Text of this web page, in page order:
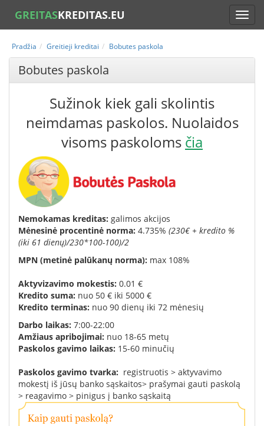
GREITASKREDITAS.EU
Pradžia Greitieji kreditai Bobutes paskola
Bobutes paskola
Sužinok kiek gali skolintis
neimdamas paskolos. Nuolaidos
visoms paskoloms čia
Nemokamas kreditas: galimos akcijos
Mėnesinė procentinė norma: 4.735% (230€ + kredito %
(iki 61 dienų)/230*100-100)/2
MPN (metinė palūkanų norma): max 108%
Aktyvizavimo mokestis: 0.01 €
Kredito suma: nuo 50 € iki 5000 €
Kredito terminas: nuo 90 dienų iki 72 mėnesių
Darbo laikas: 7:00-22:00
Amžiaus apribojimai: nuo 18-65 metų
Paskolos gavimo laikas: 15-60 minučių
Paskolos gavimo tvarka: registruotis > aktyvavimo
mokestį iš jūsų banko sąskaitos> prašymai gauti paskolą
> reagavimo > pinigus į banko sąskaitą